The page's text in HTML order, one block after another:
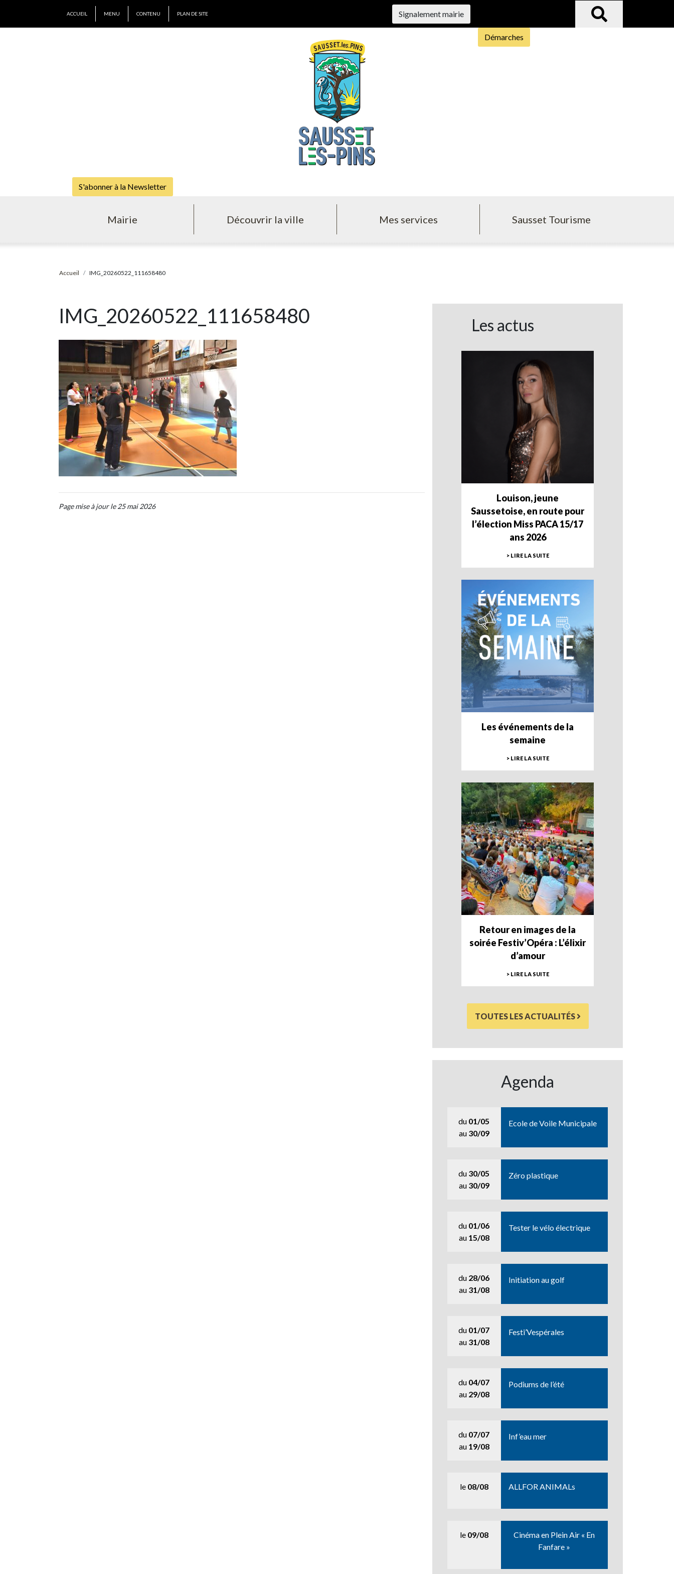
ACCUEIL MENU CONTENU PLAN DE SITE Signalement mairie
Démarches
S'abonner à la Newsletter
Mairie Découvrir la ville Mes services Sausset Tourisme
Accueil IMG_20260522_111658480
IMG_20260522_111658480
Page mise à jour le 25 mai 2026
Les actus
Louison, jeune
Saussetoise, en route pour
l’élection Miss PACA 15/17
ans 2026
> LIRE LA SUITE
Les événements de la
semaine
> LIRE LA SUITE
Retour en images de la
soirée Festiv’Opéra : L’élixir
d’amour
> LIRE LA SUITE
TOUTES LES ACTUALITÉS
Agenda
du 01/05
au 30/09
Ecole de Voile Municipale
du 30/05
au 30/09
Zéro plastique
du 01/06
au 15/08
Tester le vélo électrique
du 28/06
au 31/08
Initiation au golf
du 01/07
au 31/08
Festi’Vespérales
du 04/07
au 29/08
Podiums de l’été
du 07/07
au 19/08
Inf’eau mer
le 08/08 ALLFOR ANIMALs
le 09/08
Cinéma en Plein Air « En
Fanfare »